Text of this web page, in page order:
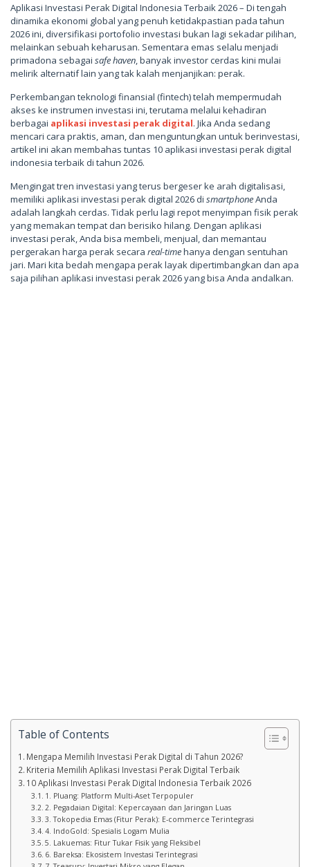
Aplikasi Investasi Perak Digital Indonesia Terbaik 2026 – Di tengah
dinamika ekonomi global yang penuh ketidakpastian pada tahun
2026 ini, diversifikasi portofolio investasi bukan lagi sekadar pilihan,
melainkan sebuah keharusan. Sementara emas selalu menjadi
primadona sebagai safe haven, banyak investor cerdas kini mulai
melirik alternatif lain yang tak kalah menjanjikan: perak.
Perkembangan teknologi finansial (fintech) telah mempermudah
akses ke instrumen investasi ini, terutama melalui kehadiran
berbagai aplikasi investasi perak digital. Jika Anda sedang
mencari cara praktis, aman, dan menguntungkan untuk berinvestasi,
artikel ini akan membahas tuntas 10 aplikasi investasi perak digital
indonesia terbaik di tahun 2026.
Mengingat tren investasi yang terus bergeser ke arah digitalisasi,
memiliki aplikasi investasi perak digital 2026 di smartphoneAnda
adalah langkah cerdas. Tidak perlu lagi repot menyimpan fisik perak
yang memakan tempat dan berisiko hilang. Dengan aplikasi
investasi perak, Anda bisa membeli, menjual, dan memantau
pergerakan harga perak secara real-timehanya dengan sentuhan
jari. Mari kita bedah mengapa perak layak dipertimbangkan dan apa
saja pilihan aplikasi investasi perak 2026 yang bisa Anda andalkan.
Table of Contents
Mengapa Memilih Investasi Perak Digital di Tahun 2026?
Kriteria Memilih Aplikasi Investasi Perak Digital Terbaik
10 Aplikasi Investasi Perak Digital Indonesia Terbaik 2026
1. Pluang: Platform Multi-Aset Terpopuler
2. Pegadaian Digital: Kepercayaan dan Jaringan Luas
3. Tokopedia Emas (Fitur Perak): E-commerce Terintegrasi
4. IndoGold: Spesialis Logam Mulia
5. Lakuemas: Fitur Tukar Fisik yang Fleksibel
6. Bareksa: Ekosistem Investasi Terintegrasi